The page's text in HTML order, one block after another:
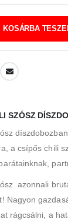
KOSÁRBA
SZÓSZ
a csípős chili
azonnali
Nagyon
rágcsálni, a